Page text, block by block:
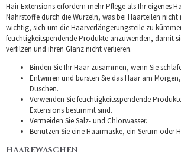
Hair Extensions erfordern mehr Pflege als Ihr eigenes
Nährstoffe durch die Wurzeln, was bei Haarteilen
wichtig, sich um die Haarverlängerungsteile zu
feuchtigkeitspendende Produkte anzuwenden, damit
verfilzen und ihren Glanz nicht verlieren.
Binden Sie Ihr Haar zusammen, wenn Sie
Entwirren und bürsten Sie das Haar am
Duschen.
Verwenden Sie feuchtigkeitsspendende
Extensions bestimmt sind.
Vermeiden Sie Salz- und Chlorwasser.
Benutzen Sie eine Haarmaske, ein Serum oder
HAAREWASCHEN